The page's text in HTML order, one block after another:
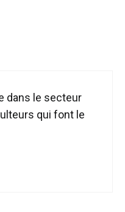
dans le secteur
qui font le